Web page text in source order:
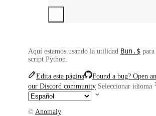
Aquí estamos usando la utilidad Bun.$ para
script Python.
Edita esta página Found a bug? Open
our Discord community Seleccionar idioma
© Anomaly